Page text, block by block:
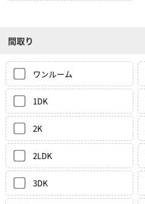
間取り
ワンルーム
1DK
2K
2LDK
3DK